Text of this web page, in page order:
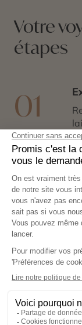
Votre
étapes
01
02
03